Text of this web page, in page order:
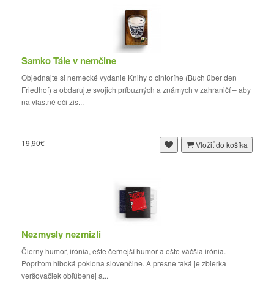
Samko Tále v nemčine
Objednajte si nemecké vydanie Knihy o cintoríne (Buch über den
Friedhof) a obdarujte svojich príbuzných a známych v zahraničí – aby
na vlastné oči zis...
19,90€ Vložiť do košíka
Nezmysly nezmizli
Čierny humor, irónia, ešte černejší humor a ešte väčšia irónia.
Popritom hlboká poklona slovenčine. A presne taká je zbierka
veršovačiek obľúbenej a...